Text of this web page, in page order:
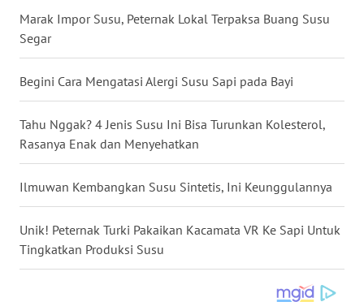
Marak Impor Susu, Peternak Lokal Terpaksa Buang Susu
Segar
Begini Cara Mengatasi Alergi Susu Sapi pada Bayi
Tahu Nggak? 4 Jenis Susu Ini Bisa Turunkan Kolesterol,
Rasanya Enak dan Menyehatkan
Ilmuwan Kembangkan Susu Sintetis, Ini Keunggulannya
Unik! Peternak Turki Pakaikan Kacamata VR Ke Sapi Untuk
Tingkatkan Produksi Susu
WN
LAMPUNG
WN
JATENG
WN
NUSANTARA
WN
JOGJA
WN